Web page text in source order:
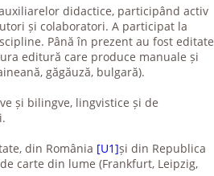
didactice, participând activ
și colaboratori. A participat la
Până în prezent au fost editate
editură care produce manuale și
găgăuză, bulgară).
și bilingve, lingvistice și de
din România [U1]și din Republica
carte din lume (Frankfurt, Leipzig,